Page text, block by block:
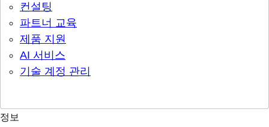
컨설팅
파트너 교육
제품 지원
AI 서비스
기술 계정 관리
정보